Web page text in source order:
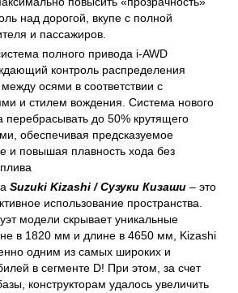
над дорогой, вкупе с полной
и пассажиров.
полного привода i-AWD
контроль распределения
осями в соответствии с
и стилем вождения. Система нового
перебрасывать до 50% крутящего
обеспечивая предсказуемое
и повышая плавность хода без
Suzuki Kizashi / Сузуки Кизаши – это
использование пространства.
модели скрывает уникальные
в 1820 мм и длине в 4650 мм, Kizashi
одним из самых широких и
в сегменте D! При этом, за счет
конструкторам удалось увеличить